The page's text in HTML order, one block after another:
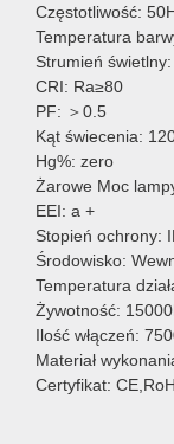
Częstotliwość:
Temperatura
Strumień
CRI: Ra≥80
PF: ＞0.5
Kąt świecenia:
Hg%: zero
Żarowe Moc
EEI: a +
Stopień ochrony:
Środowisko:
Temperatura
Żywotność:
Ilość włączeń:
Materiał
Certyfikat: